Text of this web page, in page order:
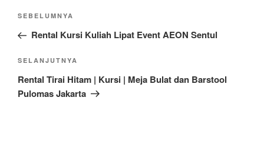
Navigasi
Pos
Sebelumnya
SEBELUMNYA
Rental Kursi Kuliah Lipat Event AEON Sentul
Pos
Selanjutnya
SELANJUTNYA
Rental Tirai Hitam | Kursi | Meja Bulat dan Barstool
Pulomas Jakarta